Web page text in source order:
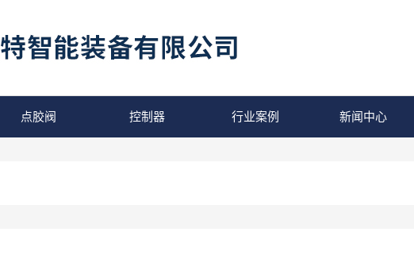
点胶阀 控制器 行业案例 新闻中心